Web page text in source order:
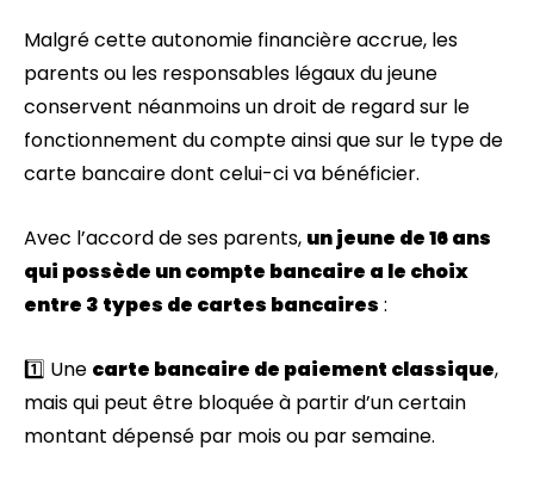
Malgré cette autonomie financière accrue, les
parents ou les responsables légaux du jeune
conservent néanmoins un droit de regard sur le
fonctionnement du compte ainsi que sur le type de
carte bancaire dont celui-ci va bénéficier.
Avec l’accord de ses parents, un jeune de 16 ans
qui possède un compte bancaire a le choix
entre 3 types de cartes bancaires :
1️⃣ Une carte bancaire de paiement classique,
mais qui peut être bloquée à partir d’un certain
montant dépensé par mois ou par semaine.